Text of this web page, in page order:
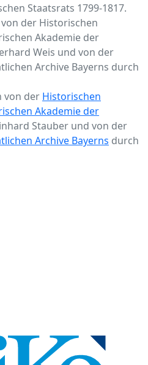
Staatsrats 1799-1817.
der Historischen
Akademie der
Weis und von der
Archive Bayerns durch
von der Historischen
Akademie der
Stauber und von der
Archive Bayerns durch